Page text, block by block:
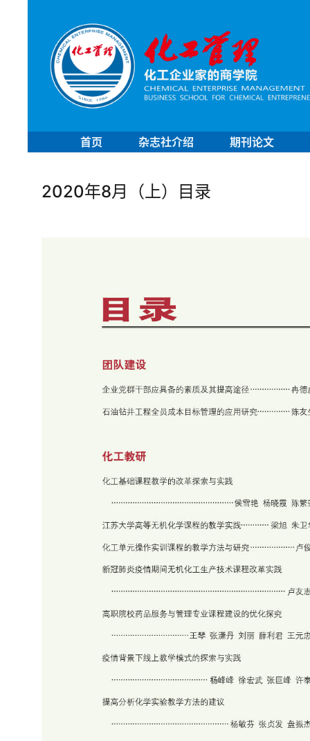
首页 杂志社介绍 期刊论文
2020年8月（上）目录